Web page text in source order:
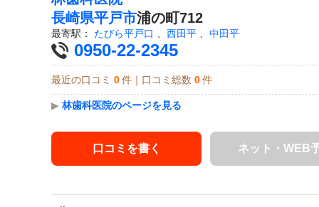
長崎県平戸市浦の町712
最寄駅： たびら平戸口 、 西田平 、 中田平
0950-22-2345
最近の口コミ 0 件｜口コミ総数 0 件
▶ 林歯科医院のページを見る
口コミを書く ネット・WEB